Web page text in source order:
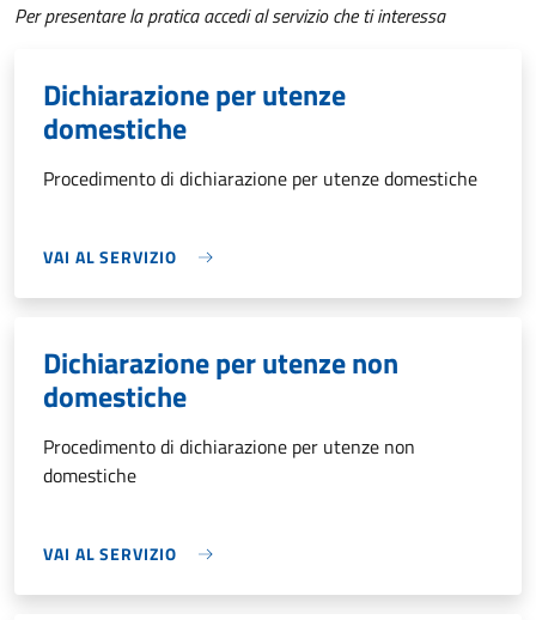
Per presentare la pratica accedi al servizio che ti interessa
Dichiarazione per utenze
domestiche
Procedimento di dichiarazione per utenze domestiche
VAI AL SERVIZIO
Dichiarazione per utenze non
domestiche
Procedimento di dichiarazione per utenze non
domestiche
VAI AL SERVIZIO